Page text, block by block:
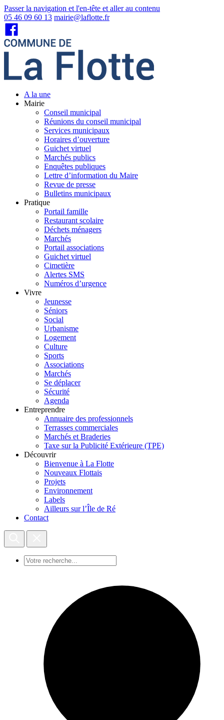
Passer la navigation et l'en-tête et aller au contenu
05 46 09 60 13 mairie@laflotte.fr
A la une
Mairie
Conseil municipal
Réunions du conseil municipal
Services municipaux
Horaires d’ouverture
Guichet virtuel
Marchés publics
Enquêtes publiques
Lettre d’information du Maire
Revue de presse
Bulletins municipaux
Pratique
Portail famille
Restaurant scolaire
Déchets ménagers
Marchés
Portail associations
Guichet virtuel
Cimetière
Alertes SMS
Numéros d’urgence
Vivre
Jeunesse
Séniors
Social
Urbanisme
Logement
Culture
Sports
Associations
Marchés
Se déplacer
Sécurité
Agenda
Entreprendre
Annuaire des professionnels
Terrasses commerciales
Marchés et Braderies
Taxe sur la Publicité Extérieure (TPE)
Découvrir
Bienvenue à La Flotte
Nouveaux Flottais
Projets
Environnement
Labels
Ailleurs sur l’Île de Ré
Contact